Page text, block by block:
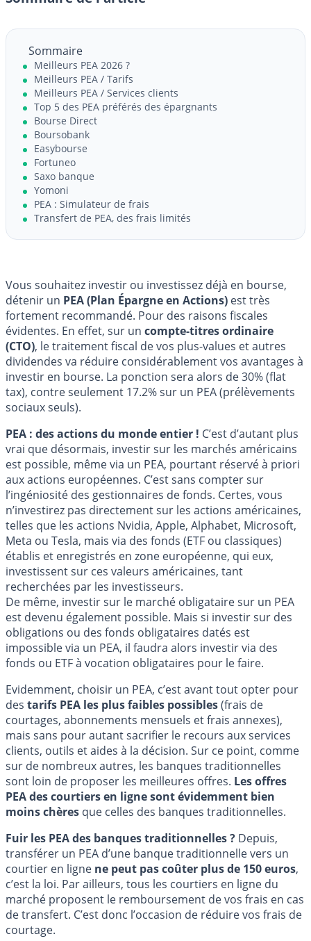
Sommaire
Meilleurs PEA 2026 ?
Meilleurs PEA / Tarifs
Meilleurs PEA / Services clients
Top 5 des PEA préférés des épargnants
Bourse Direct
Boursobank
Easybourse
Fortuneo
Saxo banque
Yomoni
PEA : Simulateur de frais
Transfert de PEA, des frais limités
Vous souhaitez investir ou investissez déjà en bourse,
détenir un PEA (Plan Épargne en Actions) est très
fortement recommandé. Pour des raisons fiscales
évidentes. En effet, sur un compte-titres ordinaire
(CTO), le traitement fiscal de vos plus-values et autres
dividendes va réduire considérablement vos avantages à
investir en bourse. La ponction sera alors de 30% (flat
tax), contre seulement 17.2% sur un PEA (prélèvements
sociaux seuls).
PEA : des actions du monde entier ! C’est d’autant plus
vrai que désormais, investir sur les marchés américains
est possible, même via un PEA, pourtant réservé à priori
aux actions européennes. C’est sans compter sur
l’ingéniosité des gestionnaires de fonds. Certes, vous
n’investirez pas directement sur les actions américaines,
telles que les actions Nvidia, Apple, Alphabet, Microsoft,
Meta ou Tesla, mais via des fonds (ETF ou classiques)
établis et enregistrés en zone européenne, qui eux,
investissent sur ces valeurs américaines, tant
recherchées par les investisseurs.
De même, investir sur le marché obligataire sur un PEA
est devenu également possible. Mais si investir sur des
obligations ou des fonds obligataires datés est
impossible via un PEA, il faudra alors investir via des
fonds ou ETF à vocation obligataires pour le faire.
Evidemment, choisir un PEA, c’est avant tout opter pour
des tarifs PEA les plus faibles possibles(frais de
courtages, abonnements mensuels et frais annexes),
mais sans pour autant sacrifier le recours aux services
clients, outils et aides à la décision. Sur ce point, comme
sur de nombreux autres, les banques traditionnelles
sont loin de proposer les meilleures offres. Les offres
PEA des courtiers en ligne sont évidemment bien
moins chères que celles des banques traditionnelles.
Fuir les PEA des banques traditionnelles ? Depuis,
transférer un PEA d’une banque traditionnelle vers un
courtier en ligne ne peut pas coûter plus de 150 euros,
c’est la loi. Par ailleurs, tous les courtiers en ligne du
marché proposent le remboursement de vos frais en cas
de transfert. C’est donc l’occasion de réduire vos frais de
courtage.